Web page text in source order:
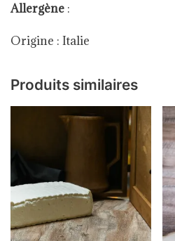
Allergène :
Origine : Italie
Produits similaires